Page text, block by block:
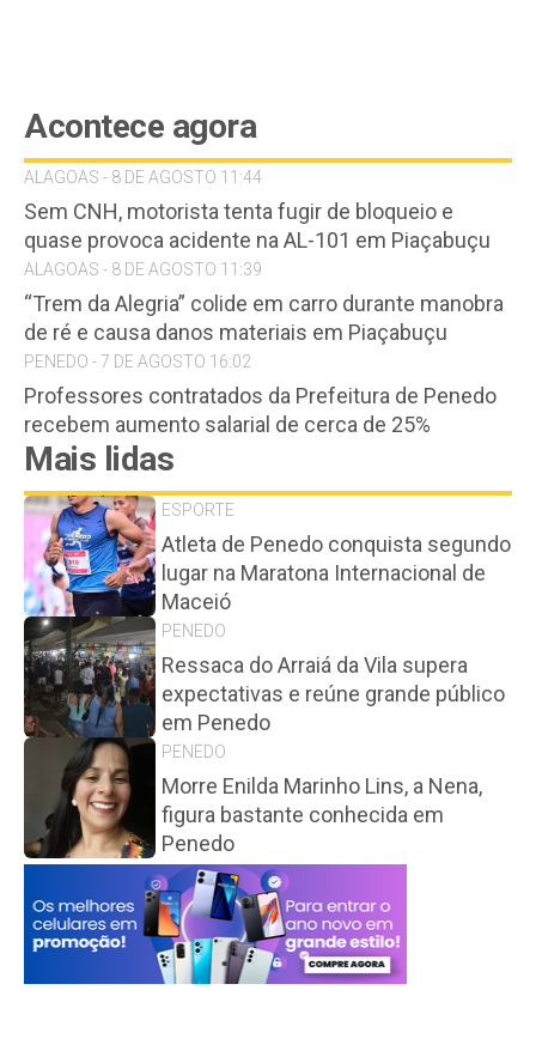
Acontece agora
ALAGOAS - 8 DE AGOSTO 11:44
Sem CNH, motorista tenta fugir de bloqueio e
quase provoca acidente na AL-101 em Piaçabuçu
ALAGOAS - 8 DE AGOSTO 11:39
“Trem da Alegria” colide em carro durante manobra
de ré e causa danos materiais em Piaçabuçu
PENEDO - 7 DE AGOSTO 16:02
Professores contratados da Prefeitura de Penedo
recebem aumento salarial de cerca de 25%
Mais lidas
ESPORTE
Atleta de Penedo conquista segundo
lugar na Maratona Internacional de
Maceió
PENEDO
Ressaca do Arraiá da Vila supera
expectativas e reúne grande público
em Penedo
PENEDO
Morre Enilda Marinho Lins, a Nena,
figura bastante conhecida em
Penedo